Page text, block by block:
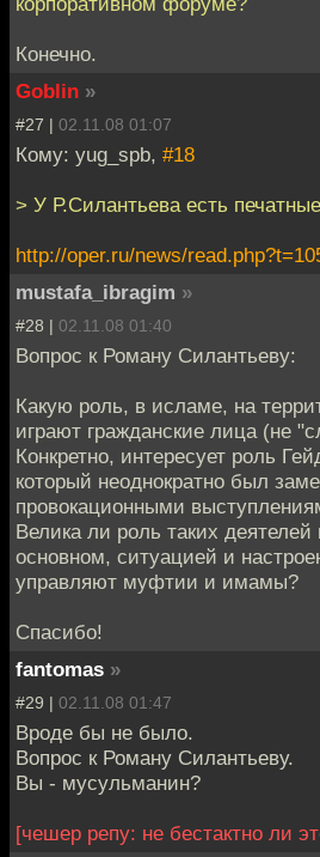
Конечно.
Goblin »
#27 | 02.11.08 01:07
Кому: yug_spb, #18
> У Р.Силантьева есть
http://oper.ru/news/
mustafa_ibragim »
#28 | 02.11.08 01:40
Вопрос к Роману Силантьеву:
Какую роль, в исламе, на
играют гражданские лица (не
Конкретно, интересует роль
который неоднократно был
провокационными
Велика ли роль таких
основном, ситуацией и
управляют муфтии и имамы?
Спасибо!
fantomas »
#29 | 02.11.08 01:47
Вроде бы не было.
Вопрос к Роману Силантьеву.
Вы - мусульманин?
[чешер репу: не бестактно ли